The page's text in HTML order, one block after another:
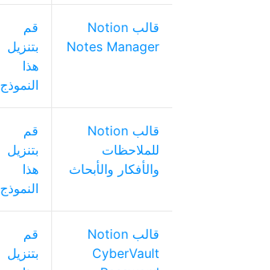
قالب Notion
Notes Manager
قم
بتنزيل
هذا
النموذج
قالب Notion
للملاحظات
والأفكار والأبحاث
قم
بتنزيل
هذا
النموذج
قالب Notion
CyberVault
قم
بتنزيل